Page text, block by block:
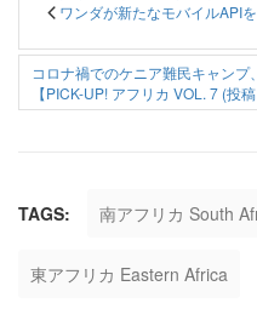
125: 2020年9月3日
配信】
ワンダが新たなモバイルAPI
コロナ禍でのケニア難民キャン
【PICK-UP! アフリカ VOL. 7 (投
TAGS: 南アフリカ South
東アフリカ Eastern Africa